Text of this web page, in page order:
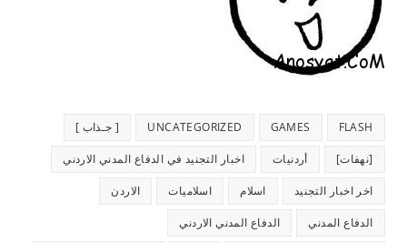
FLASH
GAMES
UNCATEGORIZED [ جـذاب ]
[نهفات] أردنيات اخبار التجنيد في الدفاع المدني الاردني
اخر اخبار التجنيد اسلام اسلاميات الاردن
الدفاع المدني الدفاع المدني الاردني